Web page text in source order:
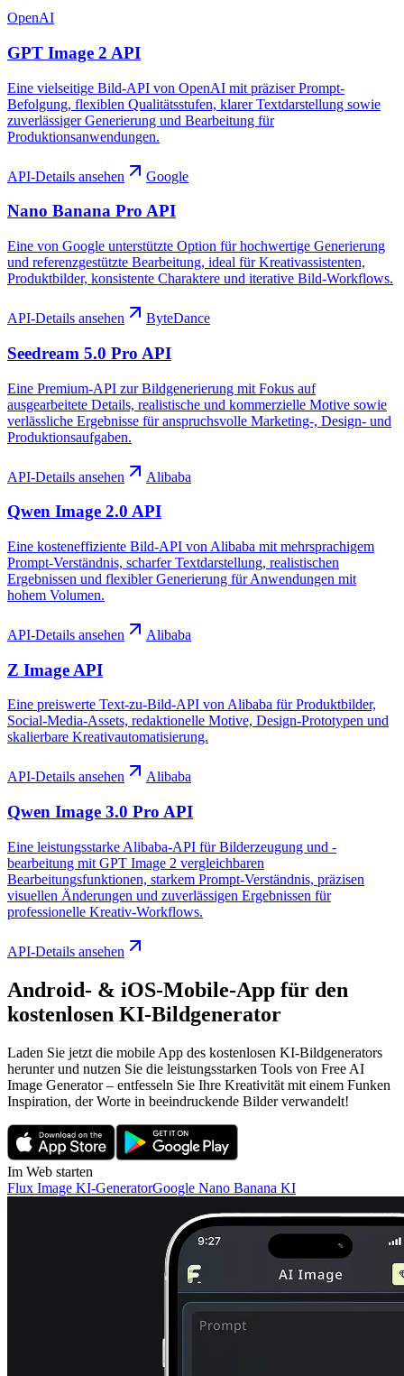
OpenAI
GPT Image 2 API
Eine vielseitige Bild-API von OpenAI mit präziser Prompt-
Befolgung, flexiblen Qualitätsstufen, klarer Textdarstellung sowie
zuverlässiger Generierung und Bearbeitung für
Produktionsanwendungen.
API-Details ansehen Google
Nano Banana Pro API
Eine von Google unterstützte Option für hochwertige Generierung
und referenzgestützte Bearbeitung, ideal für Kreativassistenten,
Produktbilder, konsistente Charaktere und iterative Bild-Workflows.
API-Details ansehen ByteDance
Seedream 5.0 Pro API
Eine Premium-API zur Bildgenerierung mit Fokus auf
ausgearbeitete Details, realistische und kommerzielle Motive sowie
verlässliche Ergebnisse für anspruchsvolle Marketing-, Design- und
Produktionsaufgaben.
API-Details ansehen Alibaba
Qwen Image 2.0 API
Eine kosteneffiziente Bild-API von Alibaba mit mehrsprachigem
Prompt-Verständnis, scharfer Textdarstellung, realistischen
Ergebnissen und flexibler Generierung für Anwendungen mit
hohem Volumen.
API-Details ansehen Alibaba
Z Image API
Eine preiswerte Text-zu-Bild-API von Alibaba für Produktbilder,
Social-Media-Assets, redaktionelle Motive, Design-Prototypen und
skalierbare Kreativautomatisierung.
API-Details ansehen Alibaba
Qwen Image 3.0 Pro API
Eine leistungsstarke Alibaba-API für Bilderzeugung und -
bearbeitung mit GPT Image 2 vergleichbaren
Bearbeitungsfunktionen, starkem Prompt-Verständnis, präzisen
visuellen Änderungen und zuverlässigen Ergebnissen für
professionelle Kreativ-Workflows.
API-Details ansehen
Android- & iOS-Mobile-App für den
kostenlosen KI-Bildgenerator
Laden Sie jetzt die mobile App des kostenlosen KI-Bildgenerators
herunter und nutzen Sie die leistungsstarken Tools von Free AI
Image Generator – entfesseln Sie Ihre Kreativität mit einem Funken
Inspiration, der Worte in beeindruckende Bilder verwandelt!
Im Web starten
Flux Image KI-GeneratorGoogle Nano Banana KI